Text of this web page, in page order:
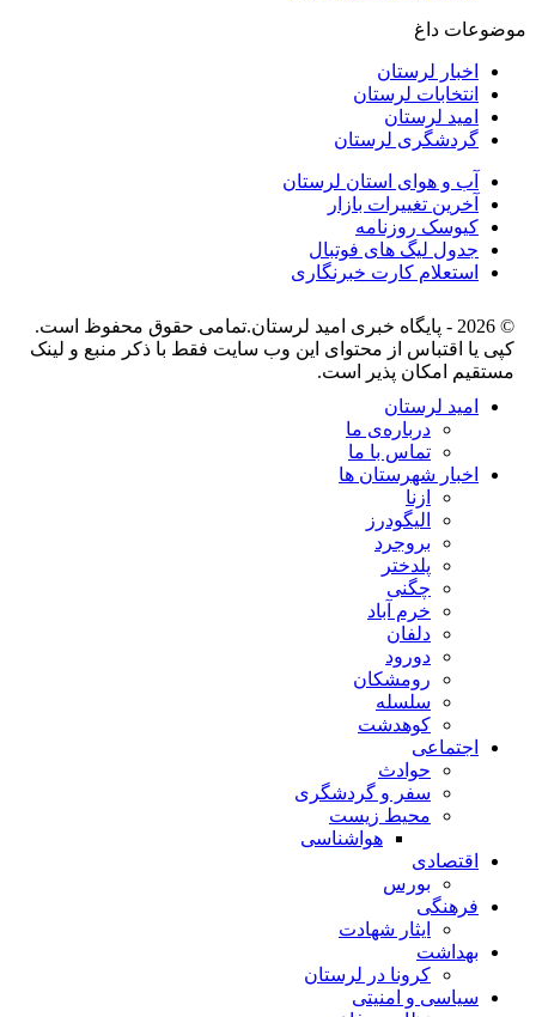
موضوعات داغ
اخبار لرستان
انتخابات لرستان
امید لرستان
گردشگری لرستان
آب و هوای استان لرستان
آخرین تغییرات بازار
کیوسک روزنامه
جدول لیگ های فوتبال
استعلام کارت خبرنگاری
© 2026 - پایگاه خبری اميد لرستان.تمامی حقوق محفوظ است.
کپی یا اقتباس از محتوای این وب سایت فقط با ذکر منبع و لینک
مستقیم امکان پذیر است.
امید لرستان
درباره‌ی ما
تماس با ما
اخبار شهرستان ها
ازنا
الیگودرز
بروجرد
پلدختر
چگنی
خرم آباد
دلفان
دورود
رومشکان
سلسله
کوهدشت
اجتماعی
حوادث
سفر و گردشگری
محیط زیست
هواشناسی
اقتصادی
بورس
فرهنگی
ایثار شهادت
بهداشت
کرونا در لرستان
سیاسی و امنیتی